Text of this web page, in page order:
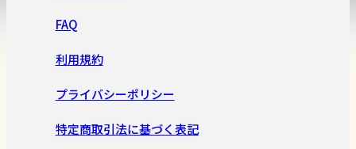
FAQ
利用規約
プライバシーポリシー
特定商取引法に基づく表記